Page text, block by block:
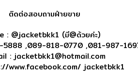
ติดต่อสอบถามฝ่ายขาย
: @jacketbkk1 (มี@ด้วยค่ะ)
,089-818-0770 ,081-987-
: jacketbkk1@hotmail.com
www.facebook.com/ jacketbkk1